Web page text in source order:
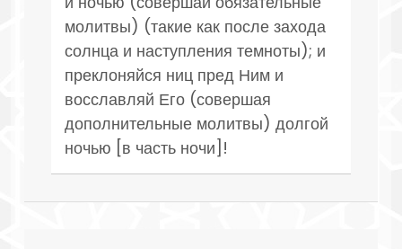
молитвы) (такие как после захода
солнца и наступления темноты); и
преклоняйся ниц пред Ним и
восславляй Его (совершая
дополнительные молитвы) долгой
ночью [в часть ночи]!